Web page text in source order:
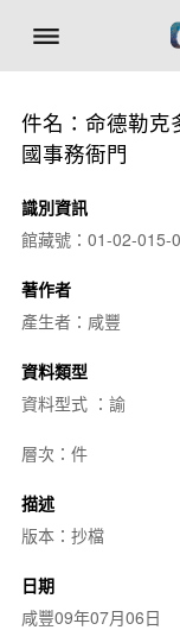
件名：命德勒克
國事務衙門
識別資訊
館藏號：01-02-015-
著作者
產生者：咸豐
資料類型
資料型式 ：諭
層次：件
描述
版本：抄檔
日期
咸豐09年07月06日